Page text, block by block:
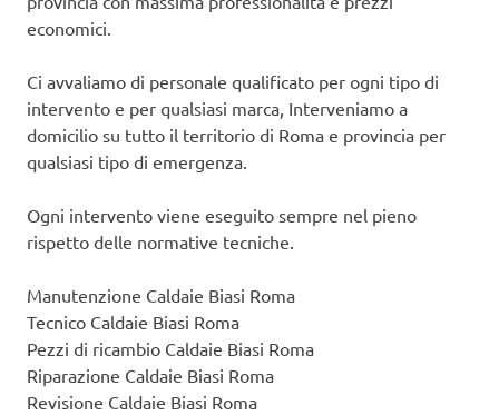
economici.
Ci avvaliamo di personale qualificato per ogni tipo di
intervento e per qualsiasi marca, Interveniamo a
domicilio su tutto il territorio di Roma e provincia per
qualsiasi tipo di emergenza.
Ogni intervento viene eseguito sempre nel pieno
rispetto delle normative tecniche.
Manutenzione Caldaie Biasi Roma
Tecnico Caldaie Biasi Roma
Pezzi di ricambio Caldaie Biasi Roma
Riparazione Caldaie Biasi Roma
Revisione Caldaie Biasi Roma